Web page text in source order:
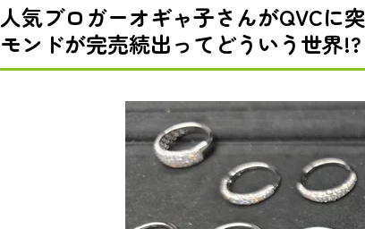
人気ブロガーオギャ子さんがQVCに
モンドが完売続出ってどういう世界!?